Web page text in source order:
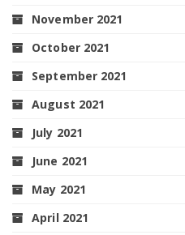
November 2021
October 2021
September 2021
August 2021
July 2021
June 2021
May 2021
April 2021